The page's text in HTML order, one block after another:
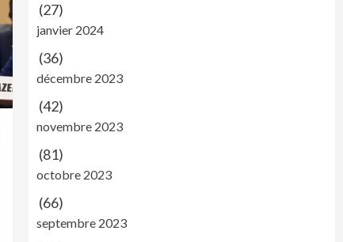
(27)
janvier 2024
(36)
décembre 2023
(42)
novembre 2023
(81)
octobre 2023
(66)
septembre 2023